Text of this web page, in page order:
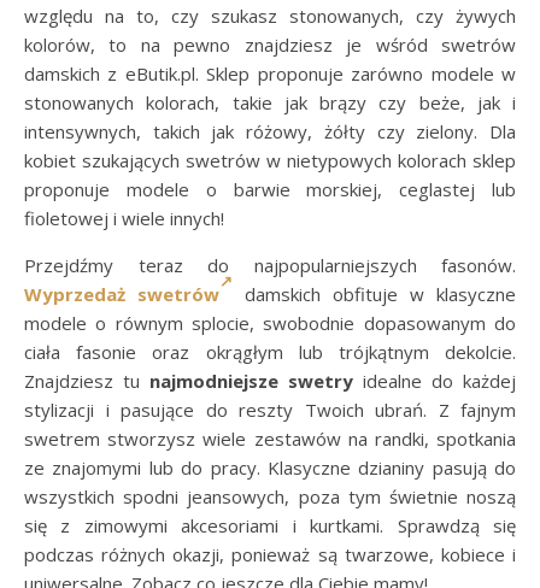
względu na to, czy szukasz stonowanych, czy żywych
kolorów, to na pewno znajdziesz je wśród swetrów
damskich z eButik.pl. Sklep proponuje zarówno modele w
stonowanych kolorach, takie jak brązy czy beże, jak i
intensywnych, takich jak różowy, żółty czy zielony. Dla
kobiet szukających swetrów w nietypowych kolorach sklep
proponuje modele o barwie morskiej, ceglastej lub
fioletowej i wiele innych!
Przejdźmy teraz do najpopularniejszych fasonów.
Wyprzedaż swetrów
damskich obfituje w klasyczne
modele o równym splocie, swobodnie dopasowanym do
ciała fasonie oraz okrągłym lub trójkątnym dekolcie.
Znajdziesz tu najmodniejsze swetry idealne do każdej
stylizacji i pasujące do reszty Twoich ubrań. Z fajnym
swetrem stworzysz wiele zestawów na randki, spotkania
ze znajomymi lub do pracy. Klasyczne dzianiny pasują do
wszystkich spodni jeansowych, poza tym świetnie noszą
się z zimowymi akcesoriami i kurtkami. Sprawdzą się
podczas różnych okazji, ponieważ są twarzowe, kobiece i
uniwersalne. Zobacz co jeszcze dla Ciebie mamy!